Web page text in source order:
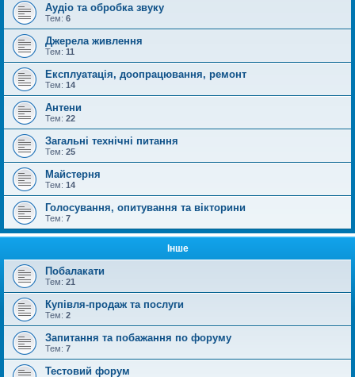
Аудіо та обробка звуку
Тем: 6
Джерела живлення
Тем: 11
Експлуатація, доопрацювання, ремонт
Тем: 14
Антени
Тем: 22
Загальні технічні питання
Тем: 25
Майстерня
Тем: 14
Голосування, опитування та вікторини
Тем: 7
Інше
Побалакати
Тем: 21
Купівля-продаж та послуги
Тем: 2
Запитання та побажання по форуму
Тем: 7
Тестовий форум